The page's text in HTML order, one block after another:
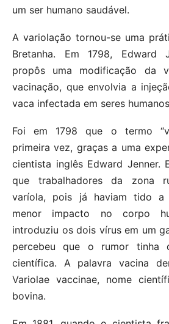
um ser humano saudável.
A variolação tornou-se uma
Bretanha. Em 1798, Edward
propôs uma modificação da
vacinação, que envolvia a
vaca infectada em seres
Foi em 1798 que o termo
primeira vez, graças a uma
cientista inglês Edward Jenner.
que trabalhadores da zona
varíola, pois já haviam tido a
menor impacto no corpo
introduziu os dois vírus em um
percebeu que o rumor tinha
científica. A palavra vacina
Variolae vaccinae, nome
bovina.